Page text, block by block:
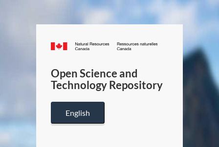
Canada.ca
/
Canada
Open Science and
Technology Repository
English